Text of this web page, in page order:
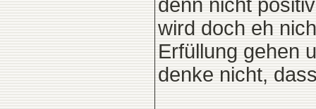
denn nicht
wird doch eh
Erfüllung gehen
denke nicht,